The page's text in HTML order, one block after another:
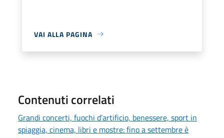
VAI ALLA PAGINA
Contenuti correlati
Grandi concerti, fuochi d’artificio, benessere, sport in
spiaggia, cinema, libri e mostre: fino a settembre è